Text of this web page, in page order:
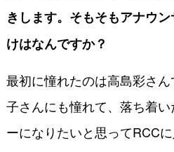
きします。そもそもアナウ
けはなんですか？
最初に憧れたのは高島彩さ
子さんにも憧れて、落ち着
ーになりたいと思ってRCC